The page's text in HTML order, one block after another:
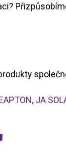
, JA